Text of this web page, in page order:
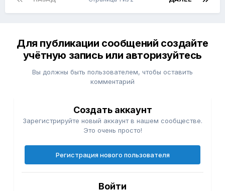
Для публикации сообщений создайте
учётную запись или авторизуйтесь
Вы должны быть пользователем, чтобы оставить
комментарий
Создать аккаунт
Зарегистрируйте новый аккаунт в нашем сообществе.
Это очень просто!
Регистрация нового пользователя
Войти